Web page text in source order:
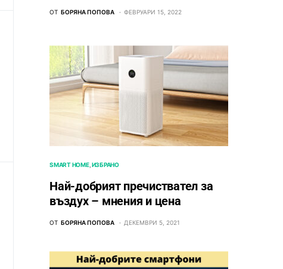
ОТ БОРЯНА ПОПОВА ФЕВРУАРИ 15, 2022
SMART HOME ИЗБРАНО
Най-добрият пречиствател за
въздух – мнения и цена
ОТ БОРЯНА ПОПОВА ДЕКЕМВРИ 5, 2021